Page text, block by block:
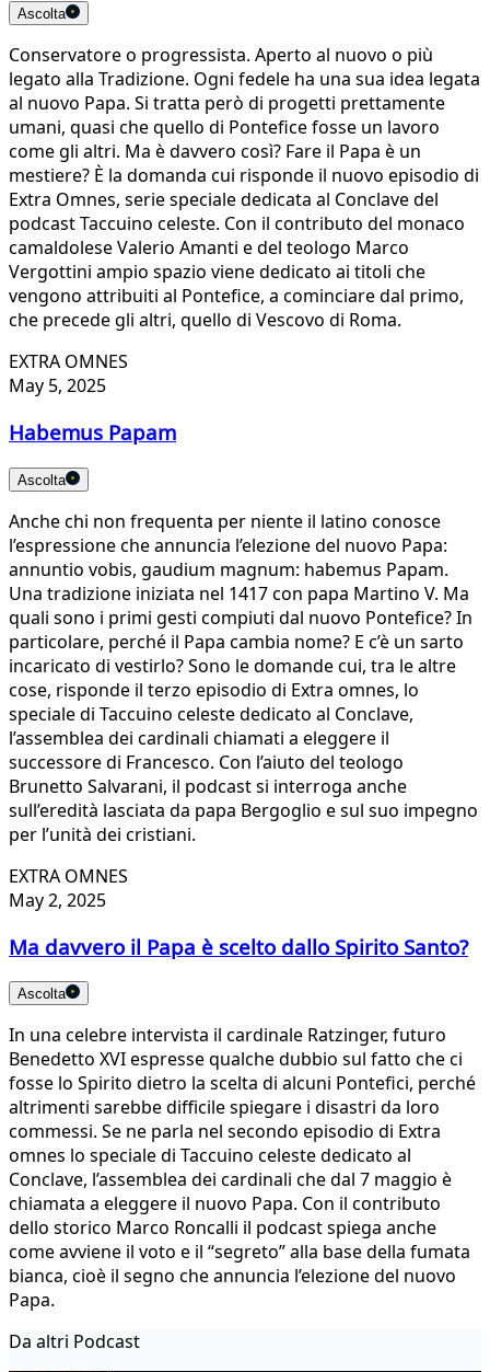
Ascolta
Conservatore o progressista. Aperto al nuovo o più
legato alla Tradizione. Ogni fedele ha una sua idea legata
al nuovo Papa. Si tratta però di progetti prettamente
umani, quasi che quello di Pontefice fosse un lavoro
come gli altri. Ma è davvero così? Fare il Papa è un
mestiere? È la domanda cui risponde il nuovo episodio di
Extra Omnes, serie speciale dedicata al Conclave del
podcast Taccuino celeste. Con il contributo del monaco
camaldolese Valerio Amanti e del teologo Marco
Vergottini ampio spazio viene dedicato ai titoli che
vengono attribuiti al Pontefice, a cominciare dal primo,
che precede gli altri, quello di Vescovo di Roma.
EXTRA OMNES
May 5, 2025
Habemus Papam
Ascolta
Anche chi non frequenta per niente il latino conosce
l’espressione che annuncia l’elezione del nuovo Papa:
annuntio vobis, gaudium magnum: habemus Papam.
Una tradizione iniziata nel 1417 con papa Martino V. Ma
quali sono i primi gesti compiuti dal nuovo Pontefice? In
particolare, perché il Papa cambia nome? E c’è un sarto
incaricato di vestirlo? Sono le domande cui, tra le altre
cose, risponde il terzo episodio di Extra omnes, lo
speciale di Taccuino celeste dedicato al Conclave,
l’assemblea dei cardinali chiamati a eleggere il
successore di Francesco. Con l’aiuto del teologo
Brunetto Salvarani, il podcast si interroga anche
sull’eredità lasciata da papa Bergoglio e sul suo impegno
per l’unità dei cristiani.
EXTRA OMNES
May 2, 2025
Ma davvero il Papa è scelto dallo Spirito Santo?
Ascolta
In una celebre intervista il cardinale Ratzinger, futuro
Benedetto XVI espresse qualche dubbio sul fatto che ci
fosse lo Spirito dietro la scelta di alcuni Pontefici, perché
altrimenti sarebbe difficile spiegare i disastri da loro
commessi. Se ne parla nel secondo episodio di Extra
omnes lo speciale di Taccuino celeste dedicato al
Conclave, l’assemblea dei cardinali che dal 7 maggio è
chiamata a eleggere il nuovo Papa. Con il contributo
dello storico Marco Roncalli il podcast spiega anche
come avviene il voto e il “segreto” alla base della fumata
bianca, cioè il segno che annuncia l’elezione del nuovo
Papa.
Da altri Podcast